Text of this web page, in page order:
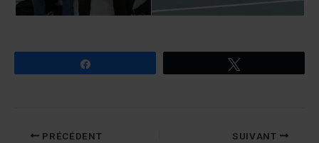
PRÉCÉDENT SUIVANT